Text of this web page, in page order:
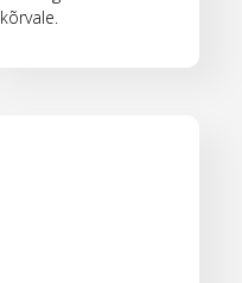
kõrvale.